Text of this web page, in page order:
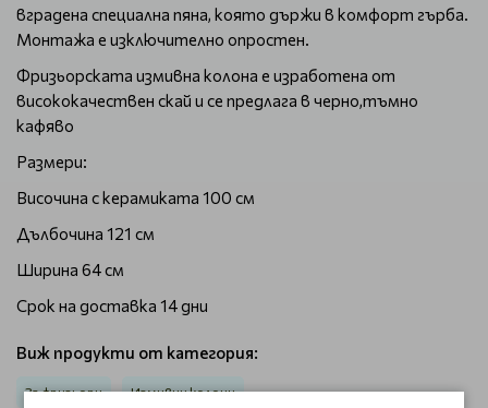
вградена специална пяна, която държи в комфорт гърба.
Монтажа е изключително опростен.
Фризьорската измивна колона е изработена от
висококачествен скай и се предлага в черно,тъмно
кафяво
Размери:
Височина с керамиката 100 см
Дълбочина 121 см
Ширина 64 см
Срок на доставка 14 дни
Виж продукти от категория:
За фризьори Измивни колони